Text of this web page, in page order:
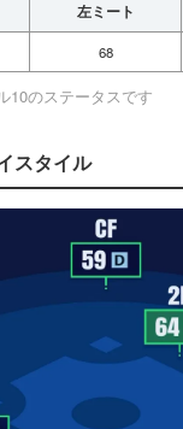
左ミート
68
10のステータスです
スタイル